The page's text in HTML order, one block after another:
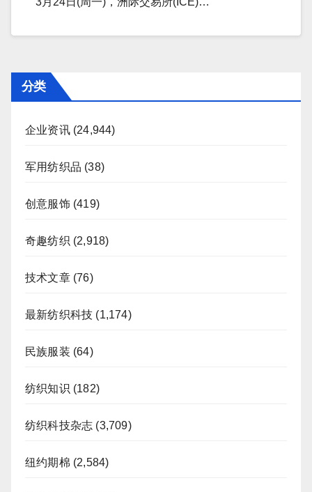
分类
企业资讯(24,944)
军用纺织品 (38)
创意服饰(419)
奇趣纺织 (2,918)
技术文章(76)
最新纺织科技 (1,174)
民族服装 (64)
纺织知识 (182)
纺织科技杂志 (3,709)
纽约期棉 (2,584)